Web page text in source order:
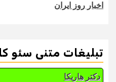
اخبار روز ایران
تبلیغات متنی سئو
دکتر هاریکا